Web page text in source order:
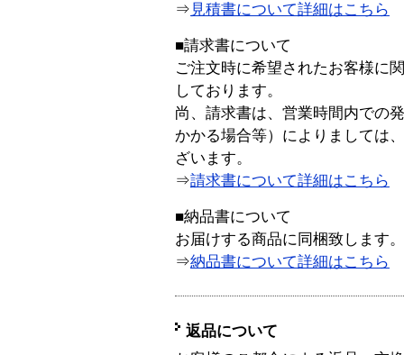
⇒ 見積書について詳細はこちら
■請求書について
ご注文時に希望されたお客様に
しております。
尚、請求書は、営業時間内での
かかる場合等）によりましては
ざいます。
⇒請求書について詳細はこちら
■納品書について
お届けする商品に同梱致します。
⇒納品書について詳細はこちら
返品について